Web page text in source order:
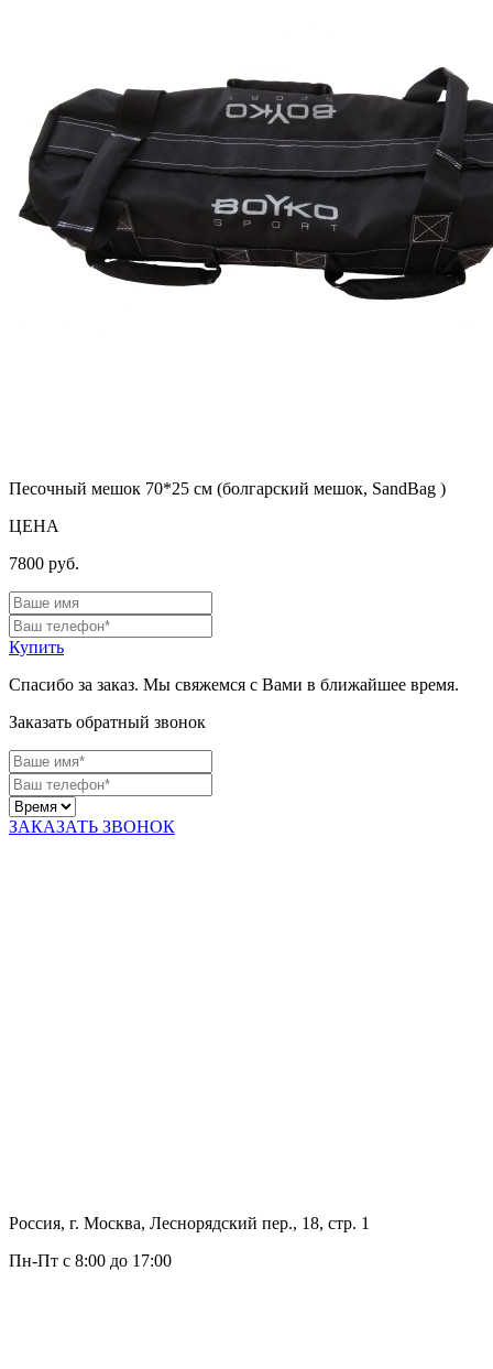
Песочный мешок 70*25 см (болгарский мешок, SandBag )
ЦЕНА
7800 руб.
Купить
Спасибо за заказ. Мы свяжемся с Вами в ближайшее время.
Заказать обратный звонок
ЗАКАЗАТЬ ЗВОНОК
Россия, г. Москва, Леснорядский пер., 18, стр. 1
Пн-Пт с 8:00 до 17:00